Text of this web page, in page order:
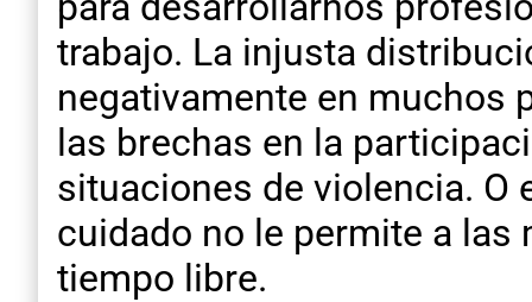
trabajo. La injusta
negativamente en muchos
las brechas en la
situaciones de violencia. O
cuidado no le permite a
tiempo libre.